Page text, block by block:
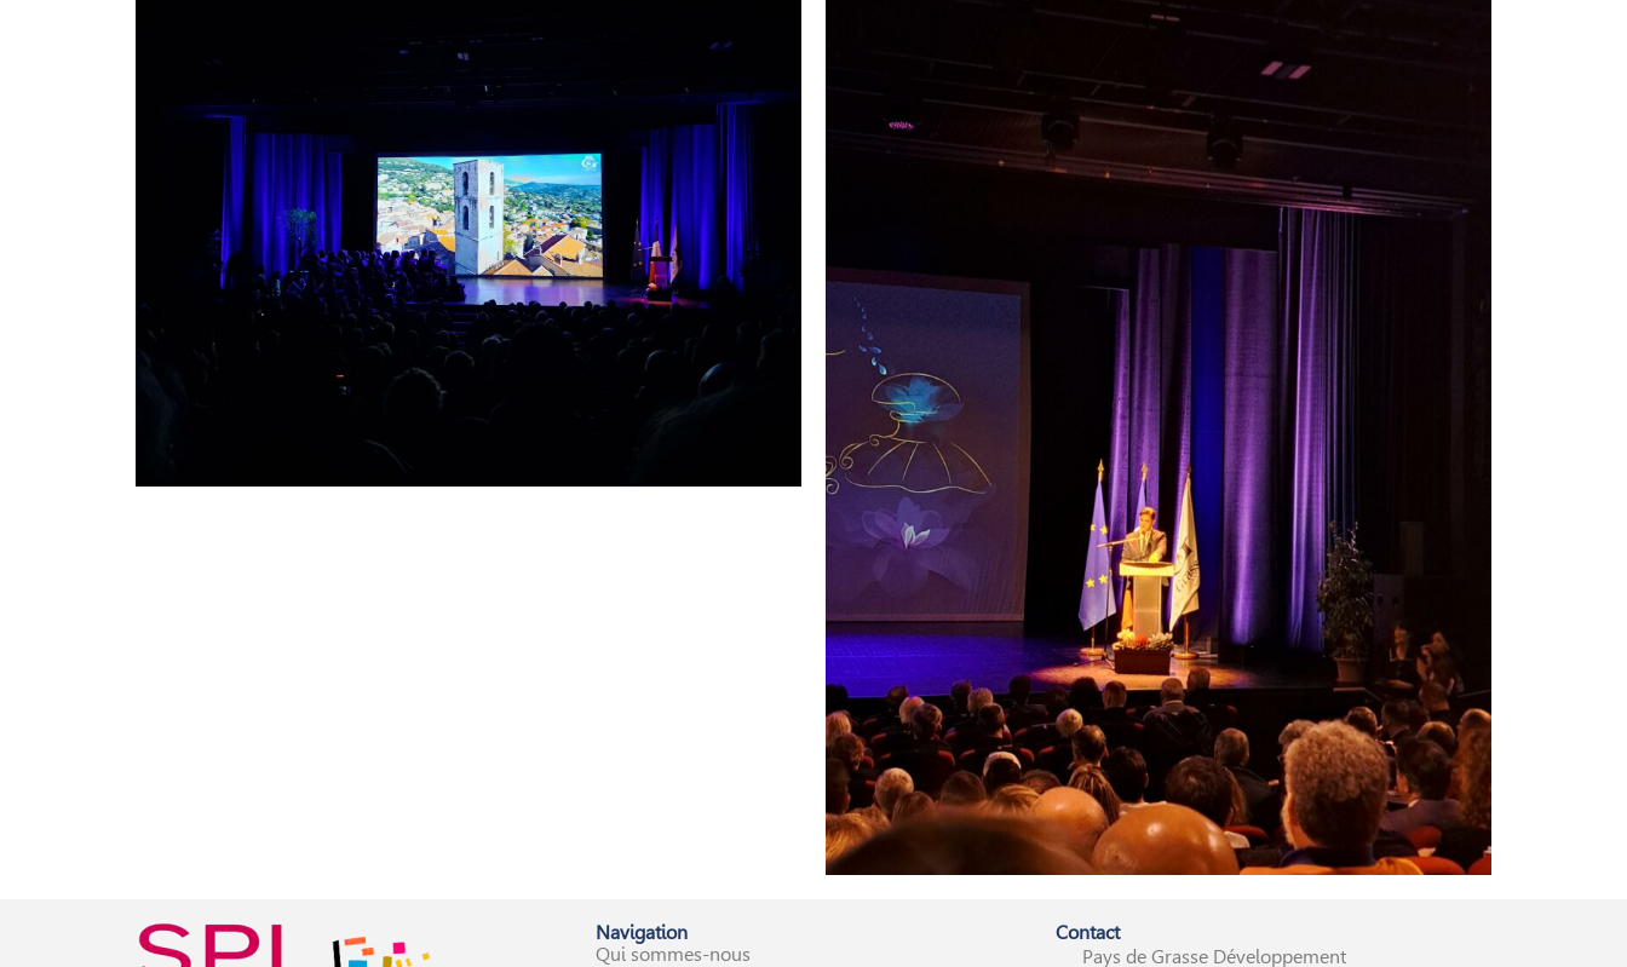
Navigation
Qui sommes-nous
Contact
Pays de Grasse Développement